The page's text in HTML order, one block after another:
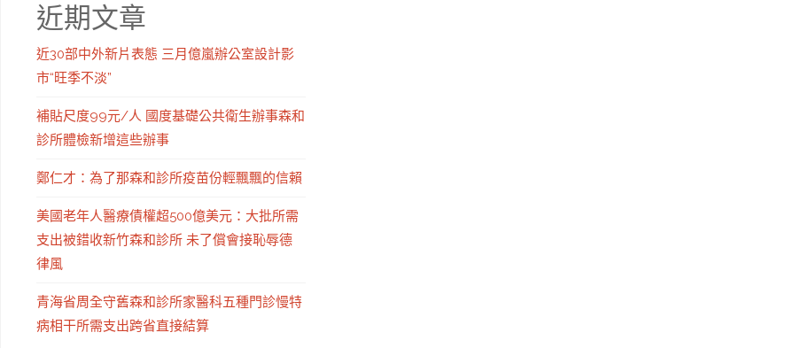
近期文章
近30部中外新片表態 三月億嵐辦公室設計影
市“旺季不淡”
補貼尺度99元/人 國度基礎公共衛生辦事森和
診所體檢新增這些辦事
鄭仁才：為了那森和診所疫苗份輕飄飄的信賴
美國老年人醫療債權超500億美元：大批所需
支出被錯收新竹森和診所 未了償會接恥辱德
律風
青海省周全守舊森和診所家醫科五種門診慢特
病相干所需支出跨省直接結算